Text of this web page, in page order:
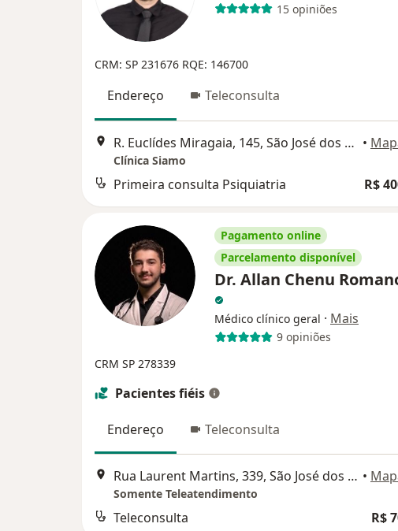
15 opiniões
CRM: SP 231676 RQE: 146700
Endereço Teleconsulta
R. Euclídes Miragaia, 145, São José dos Campos •
Clínica Siamo
Primeira consulta Psiquiatria R$
Pagamento online
Parcelamento disponível
Dr. Allan Chenu
Médico clínico geral · Mais
9 opiniões
CRM SP 278339
Pacientes fiéis
Endereço Teleconsulta
Rua Laurent Martins, 339, São José dos Campos •
Somente Teleatendimento
Teleconsulta R$